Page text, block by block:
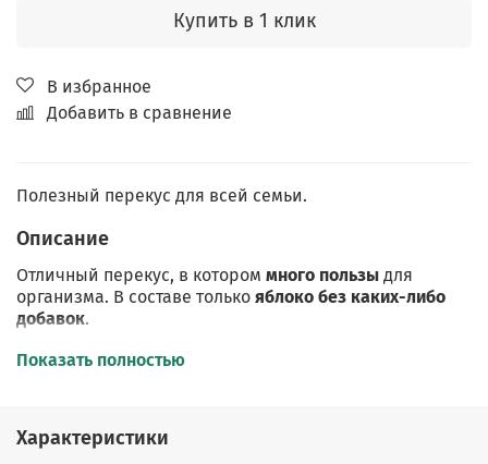
Купить в 1 клик
В избранное
Добавить в сравнение
Полезный перекус для всей семьи.
Описание
Отличный перекус, в котором много пользы для
организма. В составе только яблоко без каких-либо
добавок.
Яблоки обладают очень сильной
клетчатки.
Показать полностью
Характеристики